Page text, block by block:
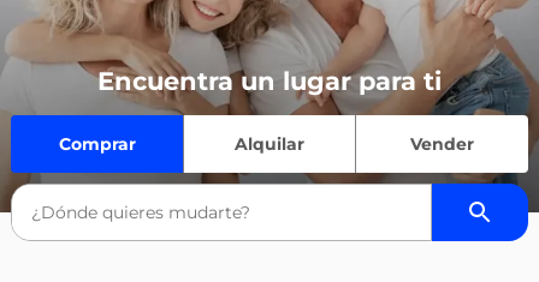
Encuentra un lugar para ti
Comprar Alquilar Vender